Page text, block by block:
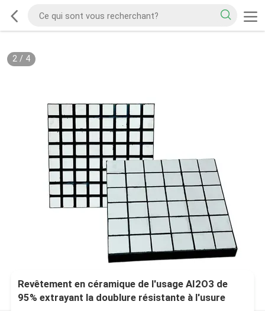
2/ 4
Revêtement en céramique de l'usage AI2O3 de
95% extrayant la doublure résistante à l'usure